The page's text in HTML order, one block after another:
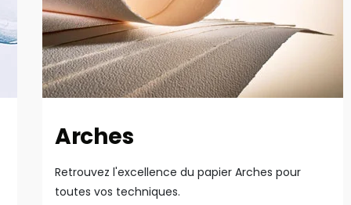
Arches
Retrouvez l'excellence du papier Arches pour
toutes vos techniques.